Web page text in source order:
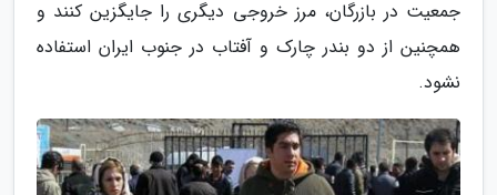
جمعیت در بازرگان، مرز خروجی دیگری را جایگزین کنند و
همچنین از دو بندر چارک و آفتاب در جنوب ایران استفاده
نشود.